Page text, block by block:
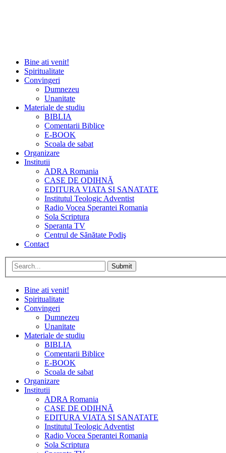
Bine ati venit!
Spiritualitate
Convingeri
Dumnezeu
Unanitate
Materiale de studiu
BIBLIA
Comentarii Biblice
E-BOOK
Scoala de sabat
Organizare
Institutii
ADRA Romania
CASE DE ODIHNĂ
EDITURA VIATA SI SANATATE
Institutul Teologic Adventist
Radio Vocea Sperantei Romania
Sola Scriptura
Speranta TV
Centrul de Sănătate Podiş
Contact
Submit
Bine ati venit!
Spiritualitate
Convingeri
Dumnezeu
Unanitate
Materiale de studiu
BIBLIA
Comentarii Biblice
E-BOOK
Scoala de sabat
Organizare
Institutii
ADRA Romania
CASE DE ODIHNĂ
EDITURA VIATA SI SANATATE
Institutul Teologic Adventist
Radio Vocea Sperantei Romania
Sola Scriptura